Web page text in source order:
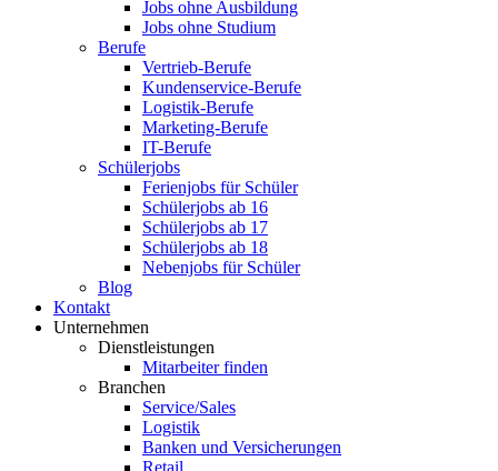
Jobs ohne Ausbildung
Jobs ohne Studium
Berufe
Vertrieb-Berufe
Kundenservice-Berufe
Logistik-Berufe
Marketing-Berufe
IT-Berufe
Schülerjobs
Ferienjobs für Schüler
Schülerjobs ab 16
Schülerjobs ab 17
Schülerjobs ab 18
Nebenjobs für Schüler
Blog
Kontakt
Unternehmen
Dienstleistungen
Mitarbeiter finden
Branchen
Service/Sales
Logistik
Banken und Versicherungen
Retail